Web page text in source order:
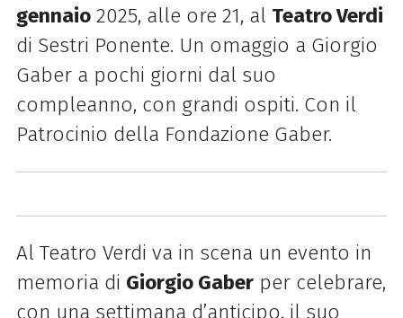
gennaio2025, alle ore 21, al Teatro Verdi
di Sestri Ponente. Un omaggio a Giorgio
Gaber a pochi giorni dal suo
compleanno, con grandi ospiti. Con il
Patrocinio della Fondazione Gaber.
Al Teatro Verdi va in scena un evento in
memoria di Giorgio Gaberper celebrare,
con una settimana d’anticipo, il suo